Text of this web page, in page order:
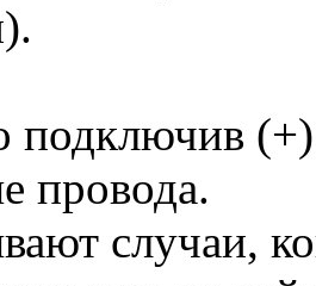
подключив
провода.
случаи,